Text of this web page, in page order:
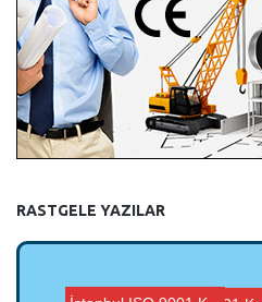
RASTGELE YAZILAR
Afyonkarahisar Agreg...